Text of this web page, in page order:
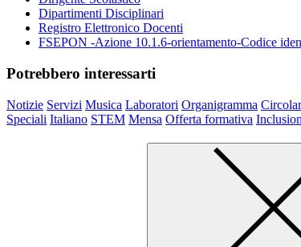
Dipartimenti Disciplinari
Registro Elettronico Docenti
FSEPON -Azione 10.1.6-orientamento-Codice
Potrebbero interessarti
Notizie Servizi Musica Laboratori Organigramma
Speciali Italiano STEM Mensa Offerta formativa